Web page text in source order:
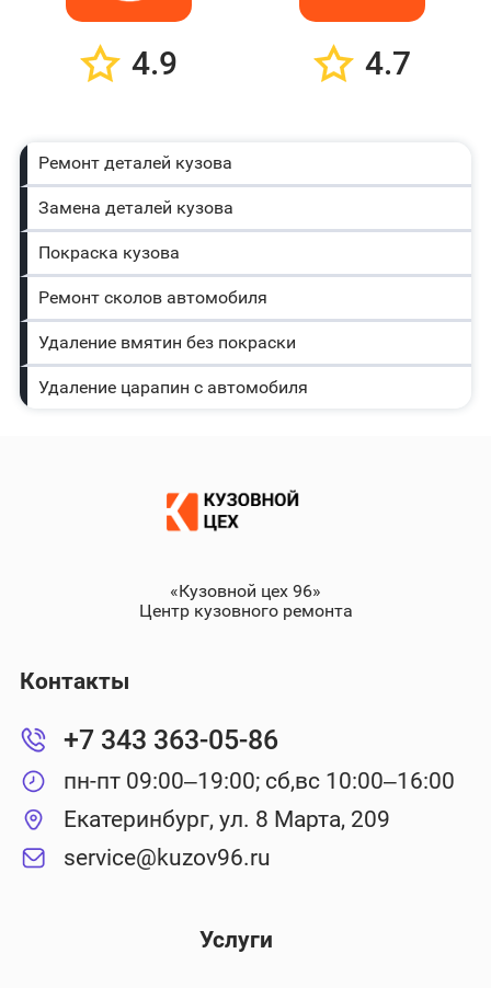
4.9 4.7
Ремонт деталей кузова
Замена деталей кузова
Покраска кузова
Ремонт сколов автомобиля
Удаление вмятин без покраски
Удаление царапин с автомобиля
«Кузовной цех 96»
Центр кузовного ремонта
Услуги
Контакты
+7 343 363-05-86
пн-пт 09:00–19:00; сб,вс 10:00–16:00
Екатеринбург, ул. 8 Марта, 209
service@kuzov96.ru